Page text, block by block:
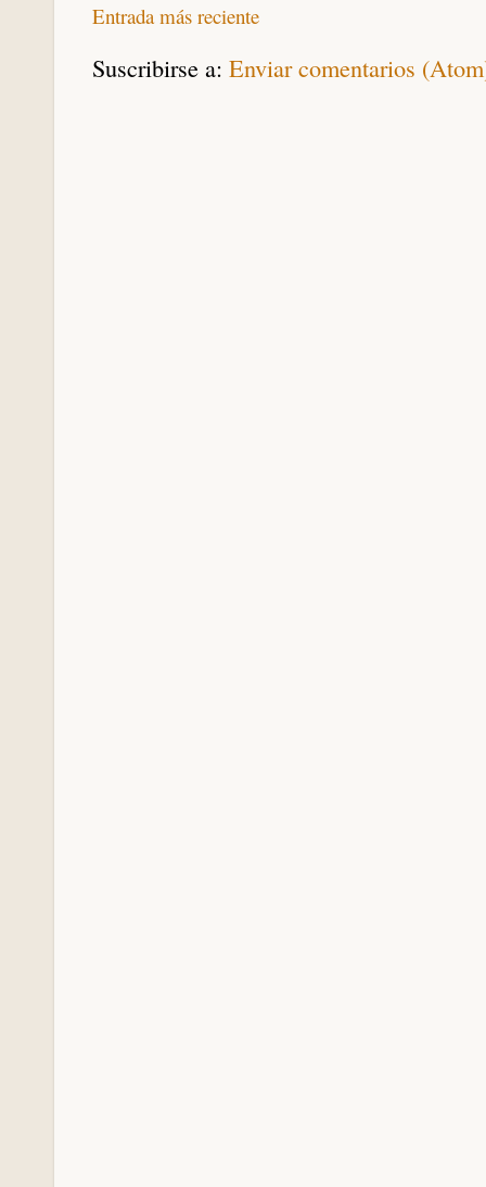
Entrada más reciente
Suscribirse a: Enviar comentarios